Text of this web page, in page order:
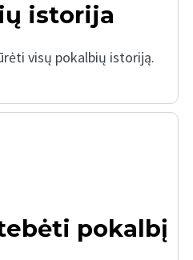
istorija
visų pokalbių istoriją.
pokalbį